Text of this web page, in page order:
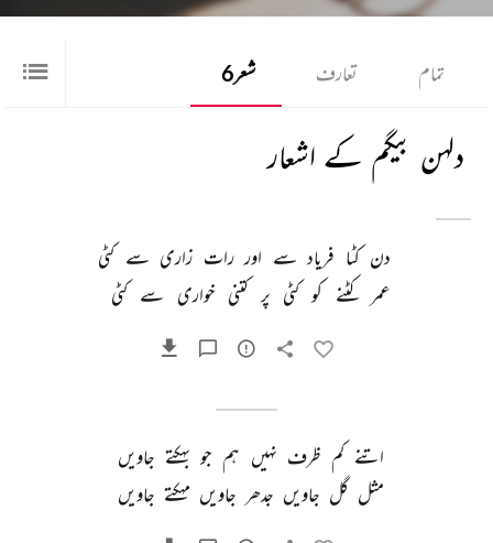
تمام تعارف شعر6
دلہن بیگم کے اشعار
دن کٹا فریاد سے اور رات زاری سے کٹی
عمر کٹنے کو کٹی پر کتنی خواری سے کٹی
اتنے کم ظرف نہیں ہم جو بہکتے جاویں
مثل گل جاویں جدھر جاویں مہکتے جاویں